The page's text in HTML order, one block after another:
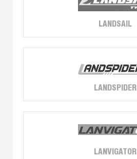
LANDSAIL
LANDSPIDER
LANVIGATOR